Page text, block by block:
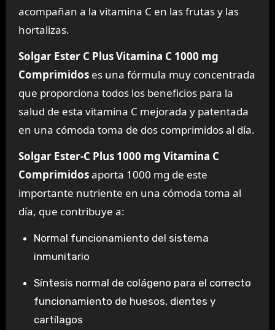
acompañan a la vitamina C en las frutas y las
hortalizas.
Solgar Ester C Plus Vitamina C 1000 mg
Comprimidoses una fórmula muy concentrada
que proporciona todos los beneficios para la
salud de esta vitamina C mejorada y patentada
en una cómoda toma de dos comprimidos al día.
Solgar Ester-C Plus 1000 mg Vitamina C
Comprimidosaporta 1000 mg de este
importante nutriente en una cómoda toma al
día, que contribuye a:
Normal funcionamiento del sistema
inmunitario
Síntesis normal de colágeno para el correcto
funcionamiento de huesos, dientes y
cartílagos